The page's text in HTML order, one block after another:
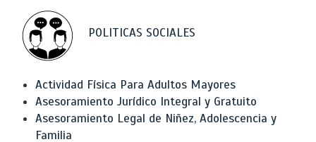
POLITICAS SOCIALES
Actividad Física Para Adultos Mayores
Asesoramiento Jurídico Integral y Gratuito
Asesoramiento Legal de Niñez, Adolescencia y
Familia